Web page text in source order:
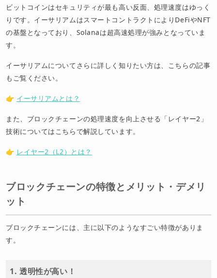
ビットコインはセキュリティが最も高い反面、処理速度はゆっく
りです。イーサリアムはスマートコントラクトによりDeFiやNFT
の基盤となっており、Solanaは超高速処理が強みとなっていま
す。
イーサリアムについてさらに詳しく知りたい方は、こちらの記事
もご覧ください。
👉 イーサリアムとは？
また、ブロックチェーンの処理速度を向上させる「レイヤー2」
技術についてはこちらで解説しています。
👉 レイヤー2（L2）とは？
ブロックチェーンの特徴とメリット・デメリ
ット
ブロックチェーンには、主に以下のようなすごい特徴がありま
す。
1. 透明性が高い！